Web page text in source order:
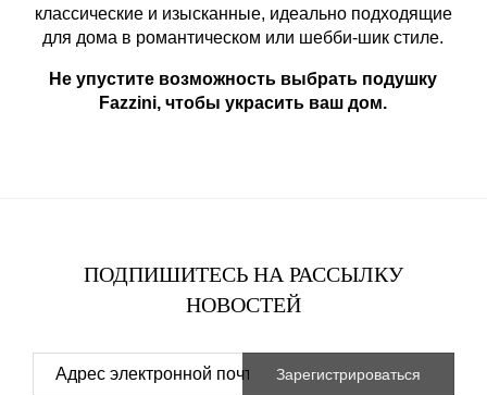
классические и изысканные, идеально подходящие
для дома в романтическом или шебби-шик стиле.
Не упустите возможность выбрать подушку
Fazzini, чтобы украсить ваш дом.
ПОДПИШИТЕСЬ НА РАССЫЛКУ
НОВОСТЕЙ